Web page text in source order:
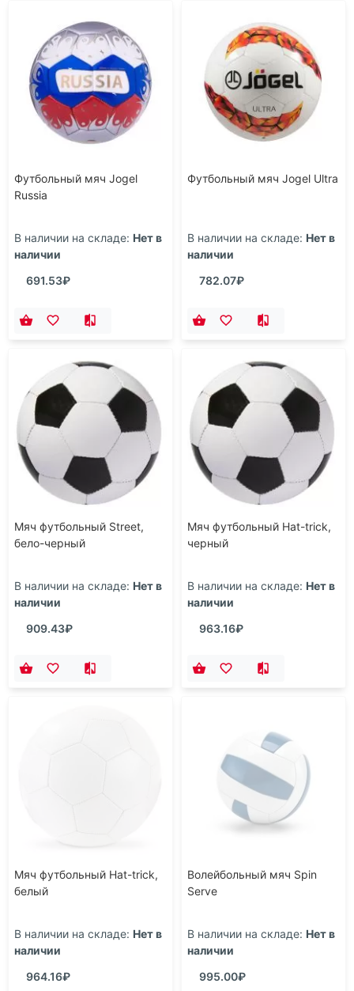
Футбольный мяч Jogel
Russia
В наличии на складе: Нет в
наличии
691.53₽
Футбольный мяч Jogel Ultra
В наличии на складе: Нет в
наличии
782.07₽
Мяч футбольный Street,
бело-черный
В наличии на складе: Нет в
наличии
909.43₽
Мяч футбольный Hat-trick,
черный
В наличии на складе: Нет в
наличии
963.16₽
Мяч футбольный Hat-trick,
белый
В наличии на складе: Нет в
наличии
964.16₽
Волейбольный мяч Spin
Serve
В наличии на складе: Нет в
наличии
995.00₽